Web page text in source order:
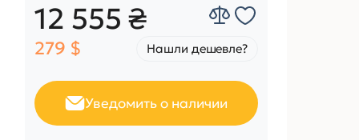
12 555 ₴
279 $ Нашли дешевле?
Уведомить о наличии